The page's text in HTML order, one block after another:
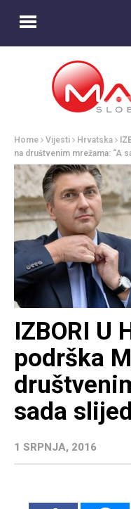
Home Vijesti Hrvatska
na društvenim mrežama: “A
IZBORI U
podrška
sada
1 SRPNJA, 2016